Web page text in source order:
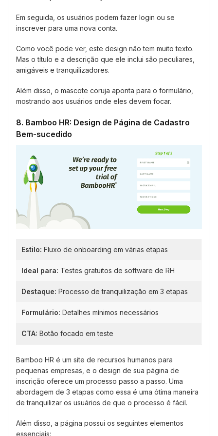
Em seguida, os usuários podem fazer login ou se
inscrever para uma nova conta.
Como você pode ver, este design não tem muito texto.
Mas o título e a descrição que ele inclui são peculiares,
amigáveis e tranquilizadores.
Além disso, o mascote coruja aponta para o formulário,
mostrando aos usuários onde eles devem focar.
8. Bamboo HR: Design de Página de Cadastro
Bem-sucedido
Estilo: Fluxo de onboarding em várias etapas
Ideal para: Testes gratuitos de software de RH
Destaque: Processo de tranquilização em 3 etapas
Formulário: Detalhes mínimos necessários
CTA: Botão focado em teste
Bamboo HR é um site de recursos humanos para
pequenas empresas, e o design de sua página de
inscrição oferece um processo passo a passo. Uma
abordagem de 3 etapas como essa é uma ótima maneira
de tranquilizar os usuários de que o processo é fácil.
Além disso, a página possui os seguintes elementos
essenciais: